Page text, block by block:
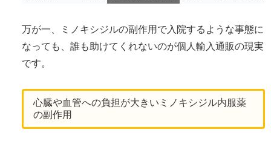
万が一、ミノキシジルの副作用で入院するような事態に
なっても、誰も助けてくれないのが個人輸入通販の現実
です。
心臓や血管への負担が大きいミノキシジル内服薬
の副作用